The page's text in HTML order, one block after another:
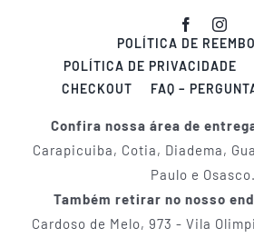
POLÍTICA DE
POLÍTICA DE PRIVACIDADE
CHECKOUT
FAQ –
Confira nossa área de
Carapicuiba, Cotia, Diadema,
Paulo e Osasco.
Também retirar no nosso
Cardoso de Melo, 973 - Vila